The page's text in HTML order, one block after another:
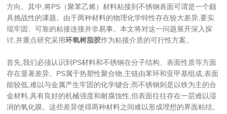
方向。其中,将PS（聚苯乙烯）材料粘接到不锈钢表面可谓是一个颇
具挑战性的课题。由于两种材料的物理化学特性存在较大差异,要实
现牢固、可靠的粘接连接并非易事。本文将对这一问题展开深入探
讨,并重点研究采用环氧树脂胶作为粘接介质的可行性方案。
首先,我们必须认识到PS材料和不锈钢在分子结构、表面性质等方面
存在显著差异。PS属于热塑性聚合物,主链由苯环和亚甲基组成,表面
能较低,难以与金属产生牢固的化学键合;而不锈钢则是以铁为主的合
金材料,具有良好的机械强度和耐腐蚀性,但表面往往存在一层难以湿
润的氧化膜。这些差异使得两种材料之间难以形成理想的界面粘结。